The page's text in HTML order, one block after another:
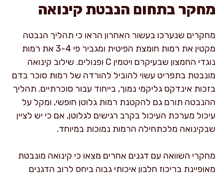
מחקר בתחום הנבטת קינואה
מחקרים שנערכו בעשור האחרון הראו כי תהליך הנבטה
מקטין את רמות חומצת הפיטית ומגביר פי 3-4 את רמות
נוגדי החמצון שבעיקרם ויטמין C ופנולים. שילוב קינואה
מונבטת בתפריט עשוי להוביל להורדה של רמות סוכר בדם
בזכות אינדקס גליקמי נמוך, בייחוד עבור סוכרתיים. תהליך
ההנבטה תורם גם להקטנת רמות גלוטן חופשי, ומקל על
עיכול מערכת העיכול בקרב רגישים לגלוטן, אם כי יש לציין
שבקינואה מלכתחילה הרמות נמוכות במיוחד.
מחקרי השוואה עם דגנים אחרים מצאו כי קינואה מונבטת
מאופיינת בריכוז חלבון איכותי גבוה ביחס לרוב הדגנים